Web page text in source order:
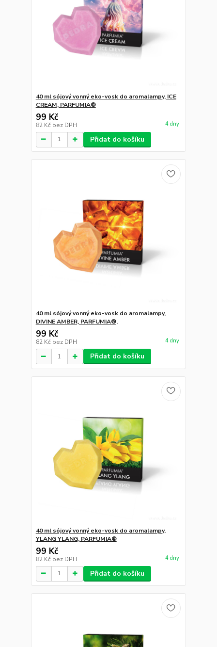
40 ml sójový vonný eko-vosk do aromalampy, ICE
CREAM, PARFUMIA®
99 Kč
82 Kč bez DPH 4 dny
Přidat do košíku
40 ml sójový vonný eko-vosk do aromalampy,
DIVINE AMBER, PARFUMIA®,
99 Kč
82 Kč bez DPH 4 dny
Přidat do košíku
40 ml sójový vonný eko-vosk do aromalampy,
YLANG YLANG, PARFUMIA®
99 Kč
82 Kč bez DPH 4 dny
Přidat do košíku